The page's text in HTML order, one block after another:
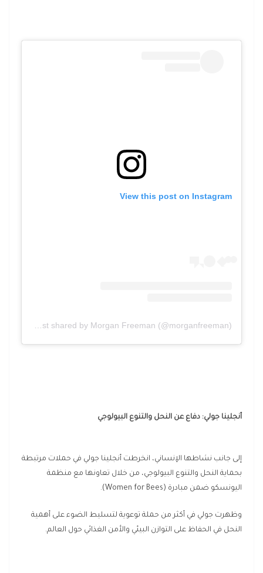
View this post on Instagram
A post shared by Morgan Freeman (@morganfreeman)
أنجلينا جولي: دفاع عن النحل والتنوع البيولوجي
إلى جانب نشاطها الإنساني، انخرطت أنجلينا جولي في حملات مرتبطة
بحماية النحل والتنوع البيولوجي، من خلال تعاونها مع منظمة
اليونسكو ضمن مبادرة (Women for Bees).
وظهرت جولي في أكثر من حملة توعوية لتسليط الضوء على أهمية
النحل في الحفاظ على التوازن البيئي والأمن الغذائي حول العالم.